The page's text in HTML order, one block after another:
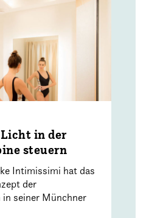
in der
steuern
Intimissimi hat das
der
in seiner Münchner